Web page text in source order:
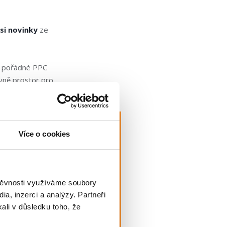
Více o cookies
využíváme soubory
inzerci a analýzy. Partneři
v důsledku toho, že
novinkyze
PPC
prostor pro